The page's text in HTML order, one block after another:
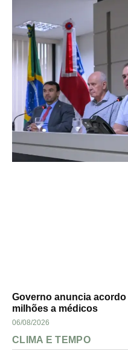
Governo anuncia
milhões a médicos
06/08/2026
CLIMA E TEMPO